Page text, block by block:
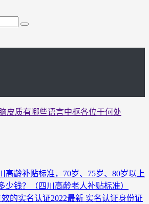
皮质有哪些语言中枢各位于何处
高龄补贴标准，70岁、75岁、80岁以上
少钱？（四川高龄老人补贴标准）
效的实名认证2022最新 实名认证身份证